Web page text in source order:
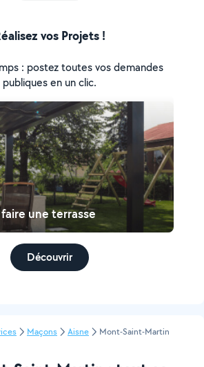
vos Projets !
: postez toutes vos demandes
publiques en un clic.
une terrasse
Découvrir
Maçons Aisne Mont-Saint-Martin